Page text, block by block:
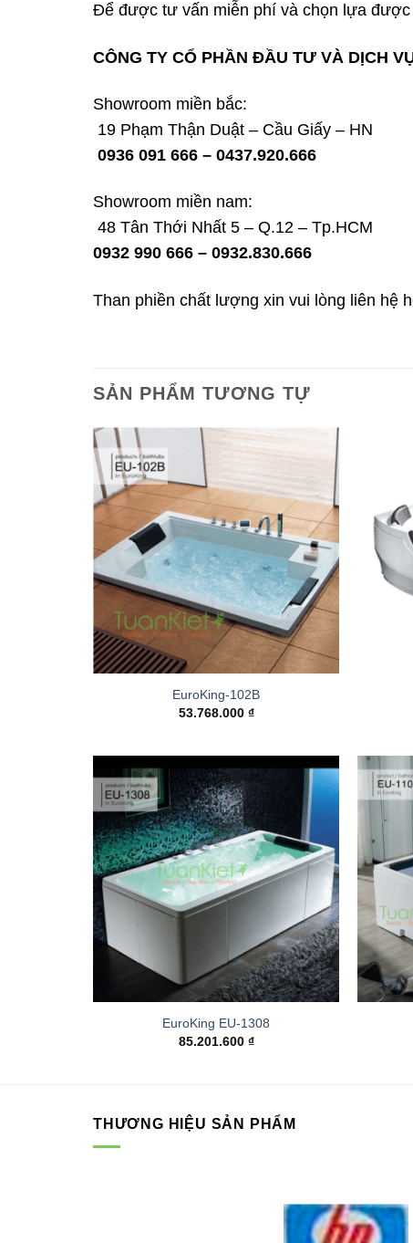
Để được tư vấn miễn phí và chọn lựa được
CÔNG TY CỔ PHẦN ĐẦU TƯ VÀ DỊCH
Showroom miền bắc:
19 Phạm Thận Duật – Cầu Giấy – HN
0936 091 666 – 0437.920.666
Showroom miền nam:
48 Tân Thới Nhất 5 – Q.12 – Tp.HCM
0932 990 666 – 0932.830.666
Than phiền chất lượng xin vui lòng liên hệ
SẢN PHẨM TƯƠNG TỰ
wishlist
EuroKing-102B
53.768.000 ₫
Add to
wishlist
EuroKing EU-1308
85.201.600 ₫
THƯƠNG HIỆU SẢN PHẨM